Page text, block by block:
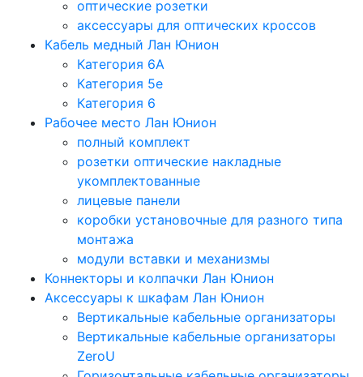
оптические розетки
аксессуары для оптических кроссов
Кабель медный Лан Юнион
Категория 6A
Категория 5e
Категория 6
Рабочее место Лан Юнион
полный комплект
розетки оптические накладные
укомплектованные
лицевые панели
коробки установочные для разного типа
монтажа
модули вставки и механизмы
Коннекторы и колпачки Лан Юнион
Аксессуары к шкафам Лан Юнион
Вертикальные кабельные организаторы
Вертикальные кабельные организаторы
ZeroU